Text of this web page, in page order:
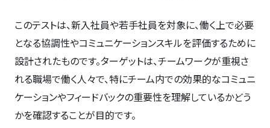
このテストは、新入社員や若手社員を対象に、働く上で必要
となる協調性やコミュニケーションスキルを評価するために
設計されたものです。ターゲットは、チームワークが重視さ
れる職場で働く人々で、特にチーム内での効果的なコミュニ
ケーションやフィードバックの重要性を理解しているかどう
かを確認することが目的です。